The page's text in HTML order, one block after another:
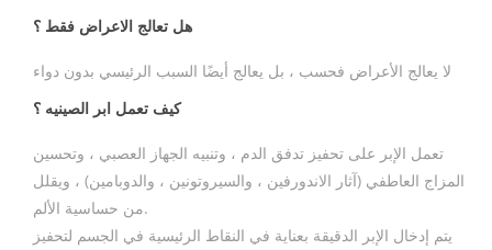
هل تعالج الاعراض فقط ؟
لا يعالج الأعراض فحسب ، بل يعالج أيضًا السبب الرئيسي بدون دواء
كيف تعمل ابر الصينيه ؟
تعمل الإبر على تحفيز تدفق الدم ، وتنبيه الجهاز العصبي ، وتحسين
المزاج العاطفي (آثار الاندورفين ، والسيروتونين ، والدوبامين) ، ويقلل
من حساسية الألم.
يتم إدخال الإبر الدقيقة بعناية في النقاط الرئيسية في الجسم لتحفيز